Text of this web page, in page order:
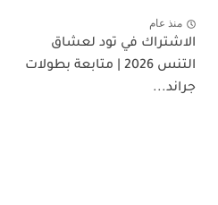
منذ عام
الاشتراك في تود لعشاق
التنس 2026 | متابعة بطولات
جراند...